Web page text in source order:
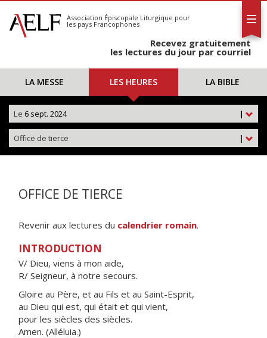
S'abonner
Calendrier
Association Épiscopale Liturgique pour
les pays Francophones
Recevez gratuitement
les lectures du jour par courriel
LA MESSE LES HEURES LA BIBLE
|
Le 6 sept. 2024
|
Office de tierce
OFFICE DE TIERCE
Revenir aux lectures du calendrier romain.
INTRODUCTION
V/ Dieu, viens à mon aide,
R/ Seigneur, à notre secours.
Gloire au Père, et au Fils et au Saint-Esprit,
au Dieu qui est, qui était et qui vient,
pour les siècles des siècles.
Amen. (Alléluia.)